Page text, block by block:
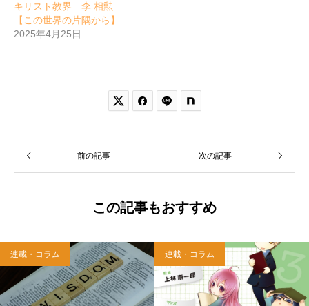
キリスト教界 李 相勲
【この世界の片隅から】
2025年4月25日
 
前の記事 次の記事
この記事もおすすめ
連載・コラム 連載・コラム